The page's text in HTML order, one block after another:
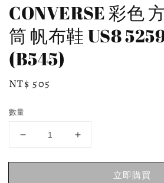
CONVERSE 彩色
筒 帆布鞋 US8
(B545)
Regular
NT$ 505
數量
立即購買